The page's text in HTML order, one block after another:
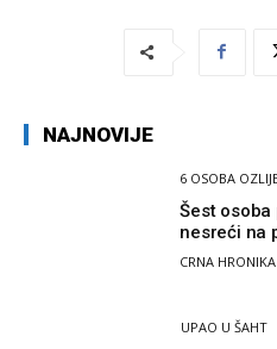
NAJNOVIJE
6 OSOBA
Šest
nesreći na
osobe
CRNA HRONIKA
UPAO U ŠAHT